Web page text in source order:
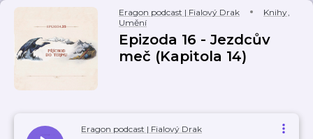
Eragon podcast | Fialový Drak Knihy,
Umění
Epizoda 16 - Jezdcův
meč (Kapitola 14)
Eragon podcast | Fialový Drak